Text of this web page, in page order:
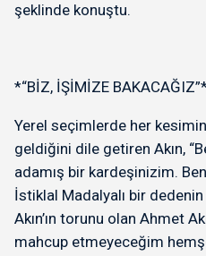
şeklinde konuştu.
*“BİZ, İŞİMİZE
Yerel seçimlerde her
geldiğini dile getiren Akın,
adamış bir kardeşinizim.
İstiklal Madalyalı bir
Akın’ın torunu olan Ahmet
mahcup etmeyeceğim